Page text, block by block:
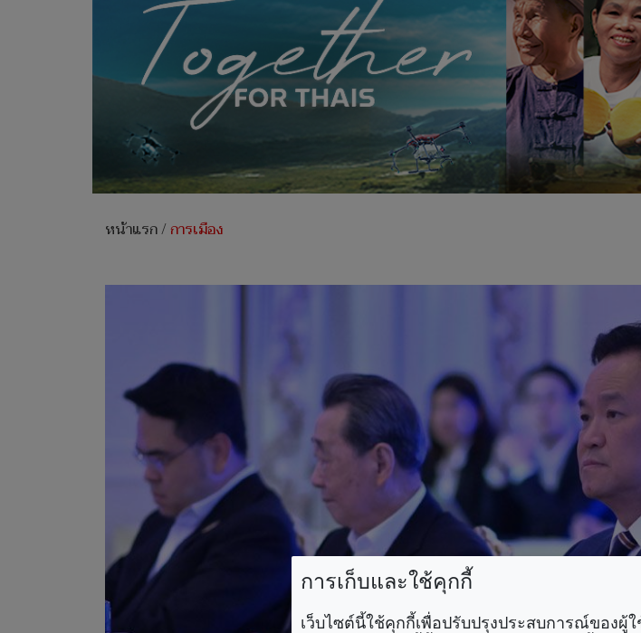
หน้าแรก/การเมือง
การเก็บและใช้คุกกี้
เว็บไซต์นี้ใช้คุกกี้เพื่อปรับปรุงประสบการณ์ของผู้